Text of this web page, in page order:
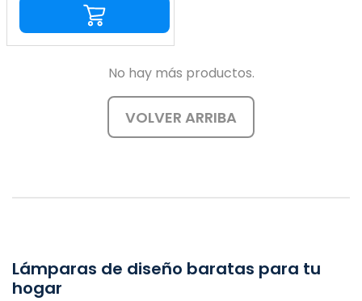
No hay más productos.
VOLVER ARRIBA
Lámparas de diseño baratas para tu
hogar